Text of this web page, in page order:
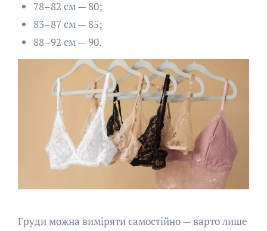
78–82 см — 80;
83–87 см — 85;
88–92 см — 90.
Груди можна виміряти самостійно — варто лише